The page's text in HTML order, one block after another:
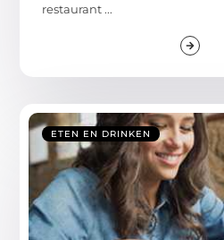
restaurant ...
ETEN EN DRINKEN